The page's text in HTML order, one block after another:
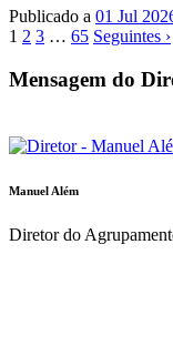
Publicado a 01 Jul
1 2 3 … 65 Seguintes ›
Mensagem do
Manuel Além
Diretor do